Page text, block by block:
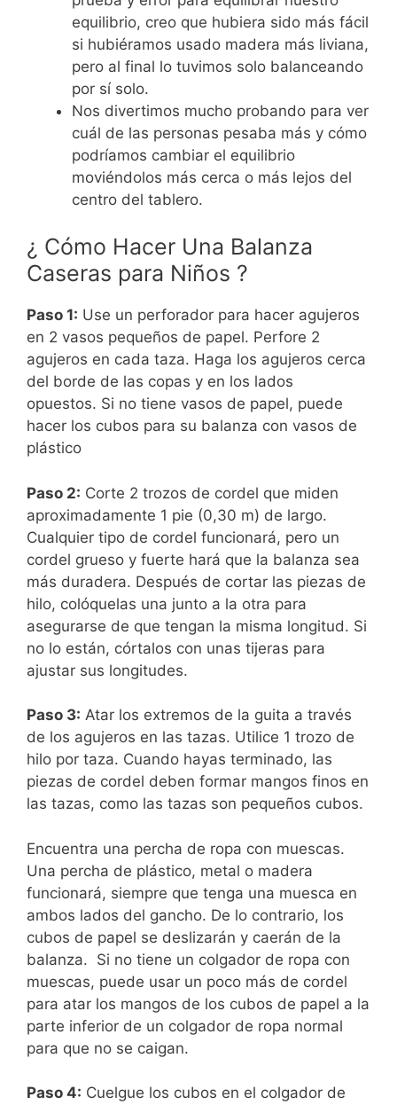
equilibrio, creo que hubiera sido más fácil
si hubiéramos usado madera más liviana,
pero al final lo tuvimos solo balanceando
por sí solo.
Nos divertimos mucho probando para ver
cuál de las personas pesaba más y cómo
podríamos cambiar el equilibrio
moviéndolos más cerca o más lejos del
centro del tablero.
¿ Cómo Hacer Una Balanza
Caseras para Niños ?
Paso 1: Use un perforador para hacer agujeros
en 2 vasos pequeños de papel. Perfore 2
agujeros en cada taza. Haga los agujeros cerca
del borde de las copas y en los lados
opuestos. Si no tiene vasos de papel, puede
hacer los cubos para su balanza con vasos de
plástico
Paso 2: Corte 2 trozos de cordel que miden
aproximadamente 1 pie (0,30 m) de largo.
Cualquier tipo de cordel funcionará, pero un
cordel grueso y fuerte hará que la balanza sea
más duradera. Después de cortar las piezas de
hilo, colóquelas una junto a la otra para
asegurarse de que tengan la misma longitud. Si
no lo están, córtalos con unas tijeras para
ajustar sus longitudes.
Paso 3: Atar los extremos de la guita a través
de los agujeros en las tazas. Utilice 1 trozo de
hilo por taza. Cuando hayas terminado, las
piezas de cordel deben formar mangos finos en
las tazas, como las tazas son pequeños cubos.
Encuentra una percha de ropa con muescas.
Una percha de plástico, metal o madera
funcionará, siempre que tenga una muesca en
ambos lados del gancho. De lo contrario, los
cubos de papel se deslizarán y caerán de la
balanza. Si no tiene un colgador de ropa con
muescas, puede usar un poco más de cordel
para atar los mangos de los cubos de papel a la
parte inferior de un colgador de ropa normal
para que no se caigan.
Paso 4: Cuelgue los cubos en el colgador de